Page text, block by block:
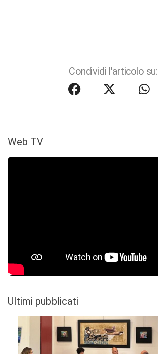
Condividi l'articolo su:
Web TV
Ultimi pubblicati